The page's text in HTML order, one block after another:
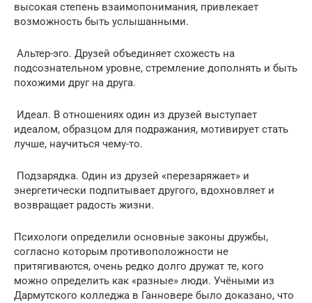
высокая степень взаимопонимания, привлекает
возможность быть услышанными.
️ Альтер-эго. Друзей объединяет схожесть на
подсознательном уровне, стремление дополнять и быть
похожими друг на друга.
️ Идеал. В отношениях один из друзей выступает
идеалом, образцом для подражания, мотивирует стать
лучше, научиться чему-то.
️ Подзарядка. Один из друзей «перезаряжает» и
энергетически подпитывает другого, вдохновляет и
возвращает радость жизни.
Психологи определили основные законы дружбы,
согласно которым противоположности не
притягиваются, очень редко долго дружат те, кого
можно определить как «разные» люди. Учёными из
Дармутского колледжа в Ганновере было доказано, что